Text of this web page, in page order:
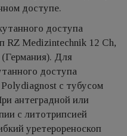
доступе.
доступа
RZ Medizintechnik 12 Ch,
(Германия). Для
доступа
с тубусом
антеградной или
с литотрипсией
уретерореноскоп